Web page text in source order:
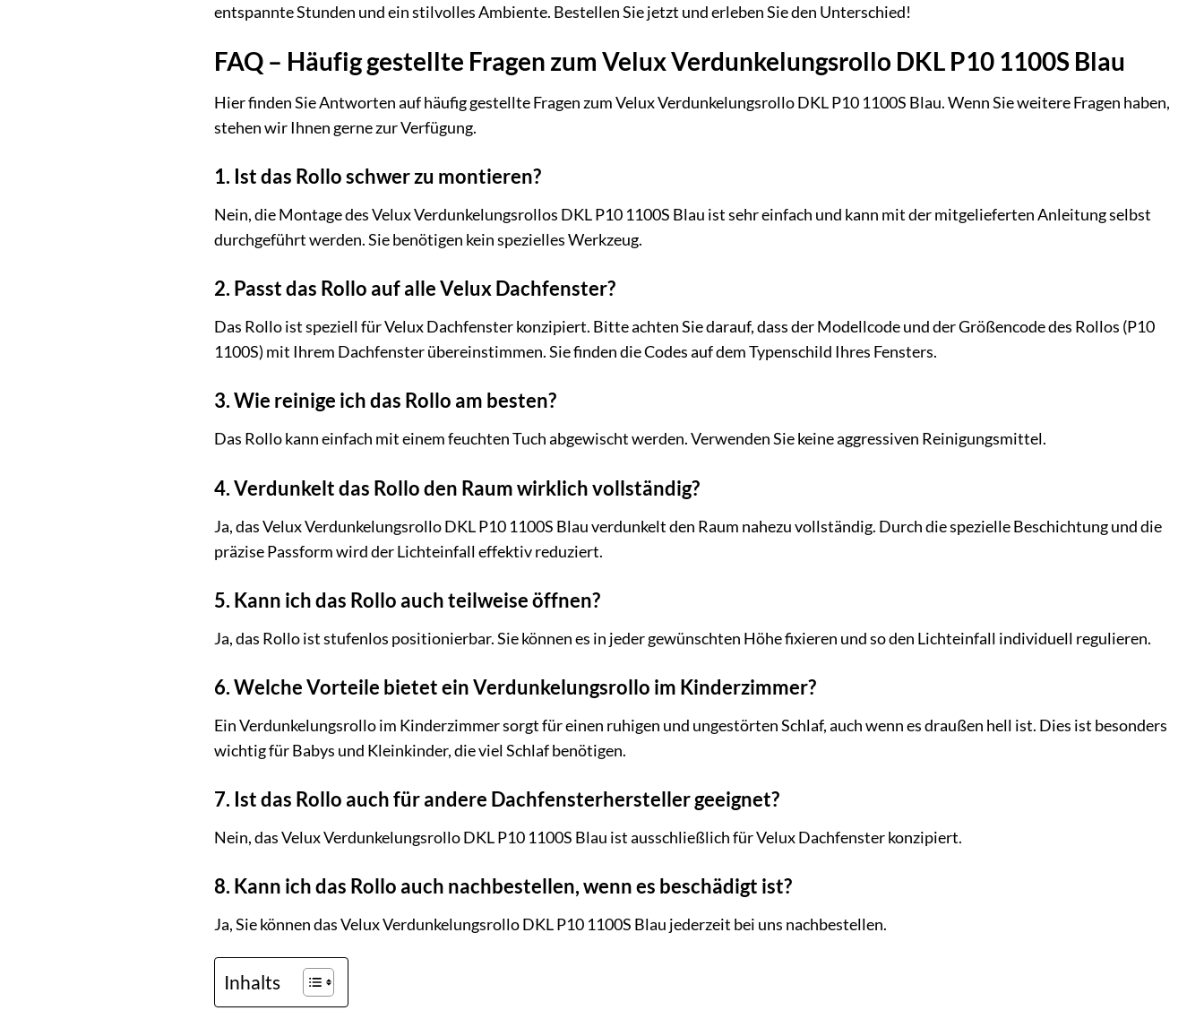
entspannte Stunden und ein stilvolles Ambiente. Bestellen Sie jetzt und erleben Sie den Unterschied!
FAQ – Häufig gestellte Fragen zum Velux Verdunkelungsrollo DKL P10 1100S Blau
Hier finden Sie Antworten auf häufig gestellte Fragen zum Velux Verdunkelungsrollo DKL P10 1100S Blau. Wenn Sie weitere Fragen haben,
stehen wir Ihnen gerne zur Verfügung.
1. Ist das Rollo schwer zu montieren?
Nein, die Montage des Velux Verdunkelungsrollos DKL P10 1100S Blau ist sehr einfach und kann mit der mitgelieferten Anleitung selbst
durchgeführt werden. Sie benötigen kein spezielles Werkzeug.
2. Passt das Rollo auf alle Velux Dachfenster?
Das Rollo ist speziell für Velux Dachfenster konzipiert. Bitte achten Sie darauf, dass der Modellcode und der Größencode des Rollos (P10
1100S) mit Ihrem Dachfenster übereinstimmen. Sie finden die Codes auf dem Typenschild Ihres Fensters.
3. Wie reinige ich das Rollo am besten?
Das Rollo kann einfach mit einem feuchten Tuch abgewischt werden. Verwenden Sie keine aggressiven Reinigungsmittel.
4. Verdunkelt das Rollo den Raum wirklich vollständig?
Ja, das Velux Verdunkelungsrollo DKL P10 1100S Blau verdunkelt den Raum nahezu vollständig. Durch die spezielle Beschichtung und die
präzise Passform wird der Lichteinfall effektiv reduziert.
5. Kann ich das Rollo auch teilweise öffnen?
Ja, das Rollo ist stufenlos positionierbar. Sie können es in jeder gewünschten Höhe fixieren und so den Lichteinfall individuell regulieren.
6. Welche Vorteile bietet ein Verdunkelungsrollo im Kinderzimmer?
Ein Verdunkelungsrollo im Kinderzimmer sorgt für einen ruhigen und ungestörten Schlaf, auch wenn es draußen hell ist. Dies ist besonders
wichtig für Babys und Kleinkinder, die viel Schlaf benötigen.
7. Ist das Rollo auch für andere Dachfensterhersteller geeignet?
Nein, das Velux Verdunkelungsrollo DKL P10 1100S Blau ist ausschließlich für Velux Dachfenster konzipiert.
8. Kann ich das Rollo auch nachbestellen, wenn es beschädigt ist?
Ja, Sie können das Velux Verdunkelungsrollo DKL P10 1100S Blau jederzeit bei uns nachbestellen.
Inhalts